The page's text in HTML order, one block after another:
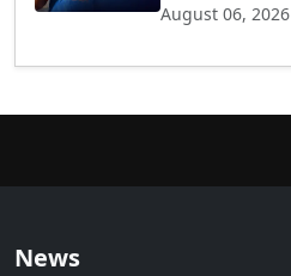
August 06, 2026
News